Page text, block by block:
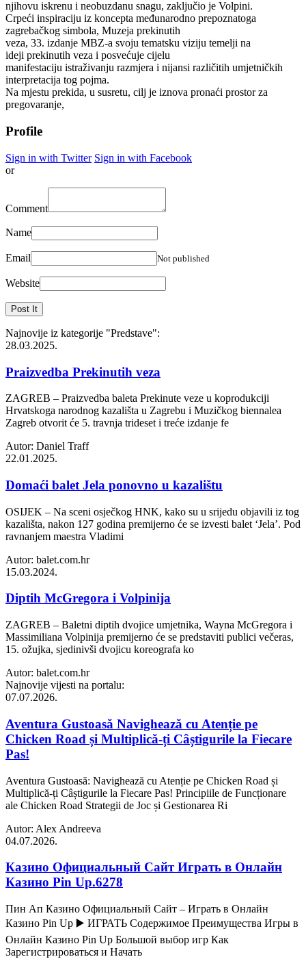
njihovu iskrenu i neobuzdanu snagu, zaključio je Volpini.
Crpeći inspiraciju iz koncepta međunarodno prepoznatoga
zagrebačkog simbola, Muzeja prekinutih
veza, 33. izdanje MBZ-a svoju tematsku viziju temelji na
ideji prekinutih veza i posvećuje cijelu
manifestaciju istraživanju razmjera i nijansi različitih umjetničkih
interpretacija tog pojma.
Na mjestu prekida, u susretu, cilj je iznova pronaći prostor za
pregovaranje,
Profile
Sign in with Twitter Sign in with Facebook
or
Comment
Name
Email Not published
Website
Najnovije iz kategorije "Predstave":
28.03.2025.
Praizvedba Prekinutih veza
ZAGREB – Praizvedba baleta Prekinute veze u koprodukciji
Hrvatskoga narodnog kazališta u Zagrebu i Muzičkog biennalea
Zagreb otvorit će 5. travnja trideset i treće izdanje fe
Autor: Daniel Traff
22.01.2025.
Domaći balet Jela ponovno u kazalištu
OSIJEK – Na sceni osječkog HNK, kako su u srijedu objavili iz tog
kazališta, nakon 127 godina premijerno će se izvesti balet ‘Jela’. Pod
ravnanjem maestra Vladimi
Autor: balet.com.hr
15.03.2024.
Diptih McGregora i Volpinija
ZAGREB – Baletni diptih dvojice umjetnika, Wayna McGregora i
Massimiliana Volpinija premijerno će se predstaviti publici večeras,
15. ožujka, sjedinivši dvojicu koreografa ko
Autor: balet.com.hr
Najnovije vijesti na portalu:
07.07.2026.
Aventura Gustoasă Navighează cu Atenție pe
Chicken Road și Multiplică-ți Câștigurile la Fiecare
Pas!
Aventura Gustoasă: Navighează cu Atenție pe Chicken Road și
Multiplică-ți Câștigurile la Fiecare Pas! Principiile de Funcționare
ale Chicken Road Strategii de Joc și Gestionarea Ri
Autor: Alex Andreeva
04.07.2026.
Казино Официальный Сайт Играть в Онлайн
Казино Pin Up.6278
Пин Ап Казино Официальный Сайт – Играть в Онлайн
Казино Pin Up ▶️ ИГРАТЬ Содержимое Преимущества Игры в
Онлайн Казино Pin Up Большой выбор игр Как
Зарегистрироваться и Начать